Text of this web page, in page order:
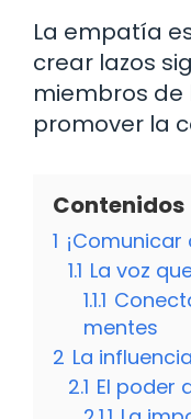
La empatía
crear lazos
miembros
promover la
Contenidos
1
1.1 La voz
1.1.1
mentes
2 La
2.1 El poder